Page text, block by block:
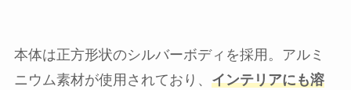
本体は正方形状のシルバーボディを採用。アルミ
ニウム素材が使用されており、 インテリアにも溶